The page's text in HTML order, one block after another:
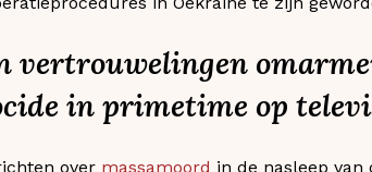
vertrouwelingen
in primetime op
over massamoord in de nasleep